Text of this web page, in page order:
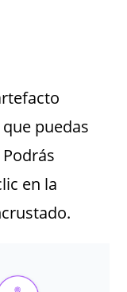
puedas
en la